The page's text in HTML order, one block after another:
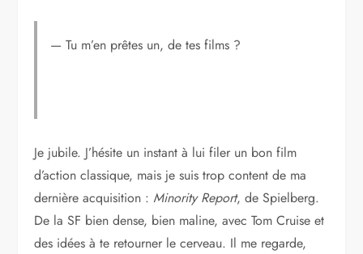
— Tu m’en prêtes un, de tes films ?
Je jubile. J’hésite un instant à lui filer un bon film
d’action classique, mais je suis trop content de ma
dernière acquisition :Minority Report, de Spielberg.
De la SF bien dense, bien maline, avec Tom Cruise et
des idées à te retourner le cerveau. Il me regarde,